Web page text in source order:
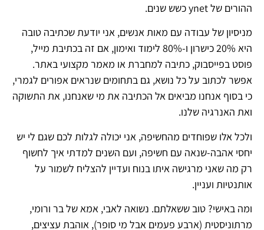
ההורים של ynet כשש שנים.
מניסיון של עבודה עם מאות אנשים, אני יודעת שכתיבה טובה
היא 20% כישרון ו-80% לימוד ואימון, אם זה בכתיבת מייל,
פוסט בפייסבוק, כתיבה למחברת או מאמר מקצועי באתר.
אפשר לכתוב על כל נושא, גם בתחומים שנראים אפורים לגמרי,
כי בסוף אנחנו מביאים אל הכתיבה את מי שאנחנו, את התשוקה
ואת האנרגיה שלנו.
ולכל אלו שפוחדים מהחשיפה, אני יכולה לגלות לכם שגם לי יש
יחסי אהבה-שנאה עם חשיפה, ועם השנים למדתי איך לחשוף
רק מה שאני מרגישה איתו בנוח ועדיין להצליח לשמור על
אותנטיות ועניין.
ומה באישי? טוב ששאלתם. נשואה לאבי, אמא של בר ורומי,
מרתוניסטית (ארבע פעמים אבל מי סופר), אוהבת עציצים,